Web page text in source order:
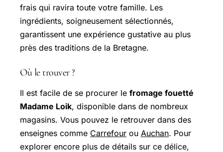
frais qui ravira toute votre famille. Les
ingrédients, soigneusement sélectionnés,
garantissent une expérience gustative au plus
près des traditions de la Bretagne.
Où le trouver ?
Il est facile de se procurer le fromage fouetté
Madame Loik, disponible dans de nombreux
magasins. Vous pouvez le retrouver dans des
enseignes comme Carrefour ou Auchan. Pour
explorer encore plus de détails sur ce délice,